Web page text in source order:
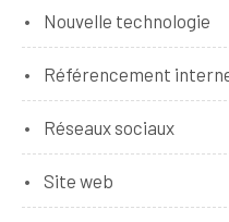
Nouvelle technologie
Référencement
Réseaux sociaux
Site web